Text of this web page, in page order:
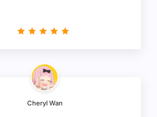
Cheryl Wan